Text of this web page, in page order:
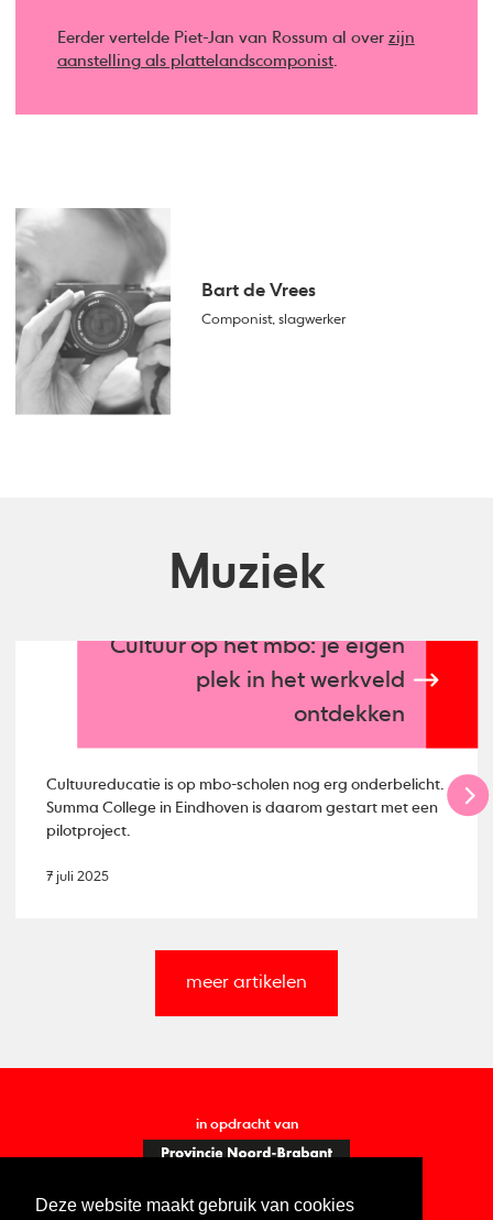
Deze website maakt gebruik van cookies
Eerder vertelde Piet-Jan van Rossum al over zijn
aanstelling als plattelandscomponist.
Bart de Vrees
Componist, slagwerker
Muziek
Cultuur op het mbo: je eigen
plek in het werkveld
ontdekken
Cultuureducatie is op mbo-scholen nog erg onderbelicht.
Summa College in Eindhoven is daarom gestart met een
pilotproject.
7 juli 2025
meer artikelen
in opdracht van